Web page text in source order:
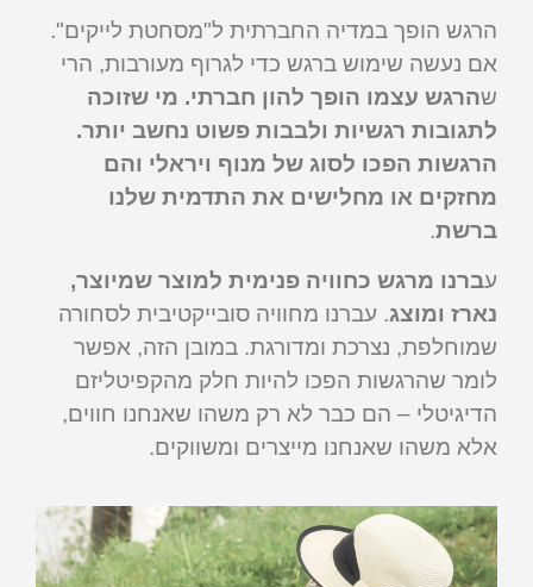
הרגש הופך במדיה החברתית ל"מסחטת לייקים".
אם נעשה שימוש ברגש כדי לגרוף מעורבות, הרי
שהרגש עצמו הופך להון חברתי. מי שזוכה
לתגובות רגשיות ולבבות פשוט נחשב יותר.
הרגשות הפכו לסוג של מנוף ויראלי והם
מחזקים או מחלישים את התדמית שלנו
ברשת.
עברנו מרגש כחוויה פנימית למוצר שמיוצר,
נארז ומוצג. עברנו מחוויה סובייקטיבית לסחורה
שמוחלפת, נצרכת ומדורגת. במובן הזה, אפשר
לומר שהרגשות הפכו להיות חלק מהקפיטליזם
הדיגיטלי – הם כבר לא רק משהו שאנחנו חווים,
אלא משהו שאנחנו מייצרים ומשווקים.